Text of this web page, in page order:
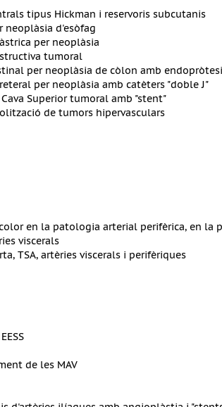
tipus Hickman i reservoris subcutanis
neoplàsia d'esòfag
per neoplàsia
tumoral
per neoplàsia de còlon amb endopròtesi
per neoplàsia amb catèters "doble J"
Superior tumoral amb "stent"
de tumors hipervasculars
en la patologia arterial perifèrica, en la
viscerals
TSA, artèries viscerals i perifèriques
de les MAV